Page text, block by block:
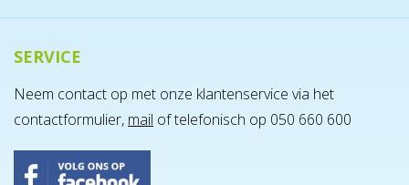
SERVICE
Neem contact op met onze klantenservice via het
contactformulier, mail of telefonisch op 050 660 600